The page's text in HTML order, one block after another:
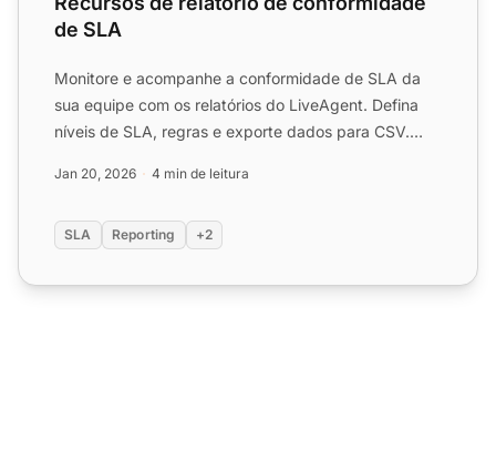
de SLA
Monitore e acompanhe a conformidade de SLA da
sua equipe com os relatórios do LiveAgent. Defina
níveis de SLA, regras e exporte dados para CSV.
Jan 20, 2026 4 min de leitura
SLA Reporting +2